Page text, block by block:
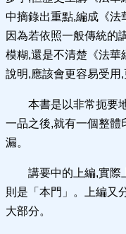
中摘錄出重點,編成《法
因為若依照一般傳統的
模糊,還是不清楚《法華
說明,應該會更容易受用
本書是以非常扼要
一品之後,就有一個整體
漏。
講要中的上編,實際
則是「本門」。上編又
大部分。